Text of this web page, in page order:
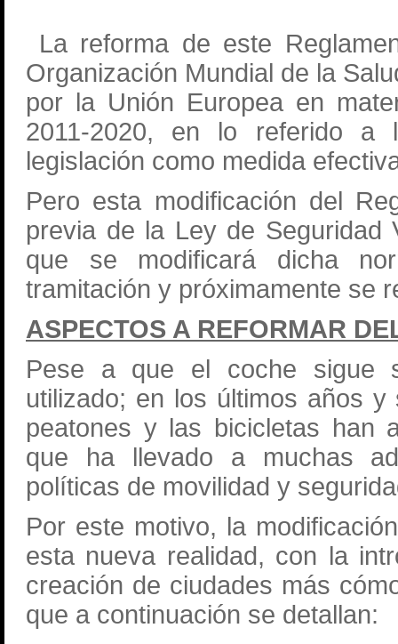
La reforma de este
Organización Mundial de la
por la Unión Europea en
2011-2020, en lo referido a
legislación como medida
Pero esta modificación del
previa de la Ley de Seguridad
que se modificará dicha
tramitación y próximamente se
ASPECTOS A REFORMAR
Pese a que el coche sigue
utilizado; en los últimos años
peatones y las bicicletas han
que ha llevado a muchas
políticas de movilidad y
Por este motivo, la
esta nueva realidad, con la
creación de ciudades más
que a continuación se detallan: